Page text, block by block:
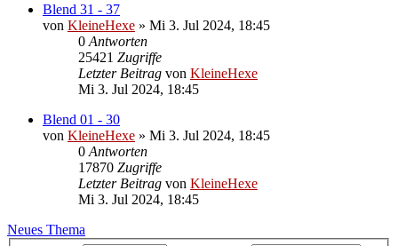
Blend 31 - 37
von KleineHexe » Mi 3. Jul 2024, 18:45
0 Antworten
25421 Zugriffe
Letzter Beitrag von KleineHexe
Mi 3. Jul 2024, 18:45
Blend 01 - 30
von KleineHexe » Mi 3. Jul 2024, 18:45
0 Antworten
17870 Zugriffe
Letzter Beitrag von KleineHexe
Mi 3. Jul 2024, 18:45
Neues Thema